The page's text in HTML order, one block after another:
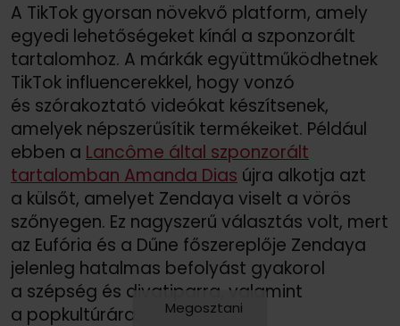
A TikTok gyorsan növekvő platform, amely
egyedi lehetőségeket kínál a szponzorált
tartalomhoz. A márkák együttműködhetnek
TikTok influencerekkel, hogy vonzó
és szórakoztató videókat készítsenek,
amelyek népszerűsítik termékeiket. Például
ebben a Lancôme által szponzorált
tartalomban Amanda Dias újra alkotja azt
a külsőt, amelyet Zendaya viselt a vörös
szőnyegen. Ez nagyszerű választás volt, mert
az Eufória és a Dűne főszereplője Zendaya
jelenleg hatalmas befolyást gyakorol
a szépség és divatiparra, valamint
a popkultúrára.
Megosztani